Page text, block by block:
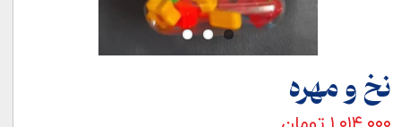
نخ و مهره